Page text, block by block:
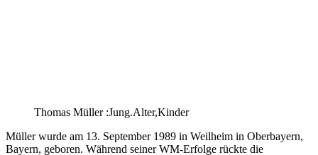
Thomas Müller :Jung.Alter,Kinder
Müller wurde am 13. September 1989 in Weilheim in Oberbayern,
Bayern, geboren. Während seiner WM-Erfolge rückte die